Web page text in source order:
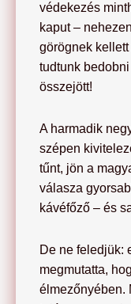
védekezés
kaput –
görögnek
tudtunk
összejött!
A harmadik
szépen
tűnt, jön a
válasza
kávéfőző – és
De ne feledjük:
megmutatta,
élmezőnyében.